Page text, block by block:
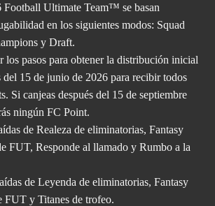
Ultimate Team™ se basan
en los siguientes modos: Squad
y Draft.
los pasos para obtener la distribución inicial
del 15 de junio de 2026 para recibir todos
Si canjeas después del 15 de septiembre
ningún FC Point.
de Realeza de eliminatorias, Fantasy
FUT, Responde al llamado y Rumbo a la
de Leyenda de eliminatorias, Fantasy
FUT y Titanes de trofeo.